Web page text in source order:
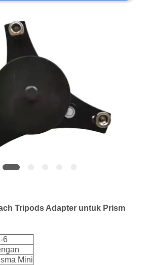
Tripods Adapter untuk Prism
6
Mini